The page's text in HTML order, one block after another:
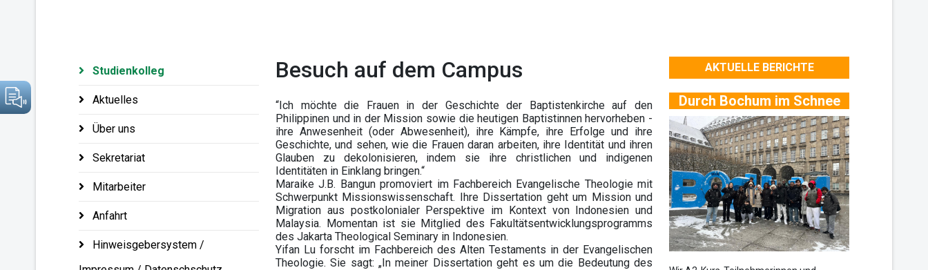
Studienkolleg
Aktuelles
Über uns
Sekretariat
Mitarbeiter
Anfahrt
Hinweisgebersystem /
Besuch auf dem Campus
“Ich möchte die Frauen in der Geschichte der Baptistenkirche auf den
Philippinen und in der Mission sowie die heutigen Baptistinnen hervorheben -
ihre Anwesenheit (oder Abwesenheit), ihre Kämpfe, ihre Erfolge und ihre
Geschichte, und sehen, wie die Frauen daran arbeiten, ihre Identität und ihren
Glauben zu dekolonisieren, indem sie ihre christlichen und indigenen
Identitäten in Einklang bringen.“
Maraike J.B. Bangun promoviert im Fachbereich Evangelische Theologie mit
Schwerpunkt Missionswissenschaft. Ihre Dissertation geht um Mission und
Migration aus postkolonialer Perspektive im Kontext von Indonesien und
Malaysia. Momentan ist sie Mitglied des Fakultätsentwicklungsprogramms
des Jakarta Theological Seminary in Indonesien.
Yifan Lu forscht im Fachbereich des Alten Testaments in der Evangelischen
Theologie. Sie sagt: „In meiner Dissertation geht es um die Bedeutung des
AKTUELLE BERICHTE
Durch Bochum im Schnee